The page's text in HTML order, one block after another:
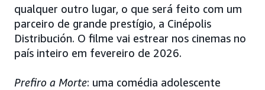
qualquer outro lugar, o que será feito com um
parceiro de grande prestígio, a Cinépolis
Distribución. O filme vai estrear nos cinemas no
país inteiro em fevereiro de 2026.
Prefiro a Morte: uma comédia adolescente